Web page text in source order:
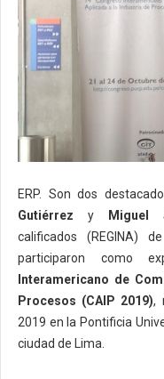
ERP. Son dos
Gutiérrez y Miguel
calificados (REGINA)
participaron como
Interamericano de
Procesos (CAIP 2019),
2019 en la Pontificia
ciudad de Lima.